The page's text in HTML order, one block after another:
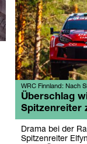
WRC Finnland: Nach
Überschlag
Spitzenreiter
Drama bei der
Spitzenreiter